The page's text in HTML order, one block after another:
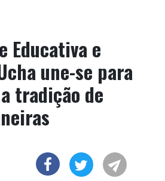
Educativa e
une-se para
tradição de